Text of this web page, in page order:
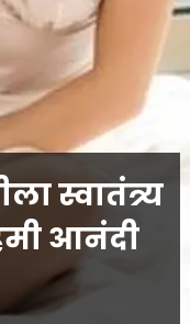
स्वातंत्र्य
आनंदी